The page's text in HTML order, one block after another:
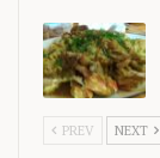
PREV NEXT